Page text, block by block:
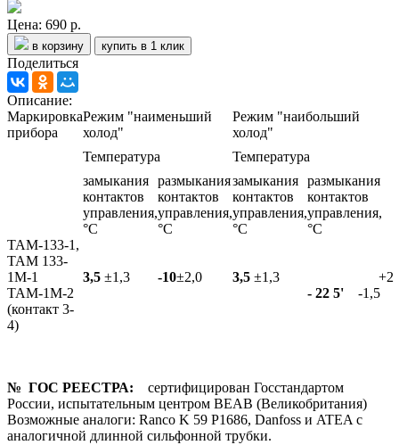
Цена: 690 р.
в корзину купить в 1 клик
Поделиться
Описание:
Маркировка
прибора
Режим "наименьший
холод"
Режим "наибольший
холод"
Температура
Температура
замыкания
контактов
управления,
°С
размыкания
контактов
управления,
°С
замыкания
контактов
управления,
°С
размыкания
контактов
управления,
°С
ТАМ-133-1,
ТАМ 133-
1М-1
ТАМ-1М-2
(контакт 3-
4)
3,5 ±1,3 -10±2,0 3,5 ±1,3
+2
- 22 5' -1,5
№ ГОС РЕЕСТРА:
сертифицирован Госстандартом
России, испытательным центром BEAB (Великобритания)
​Возможные аналоги: Ranco K 59 P1686, Danfoss и ATEA с
аналогичной длинной сильфонной трубки.